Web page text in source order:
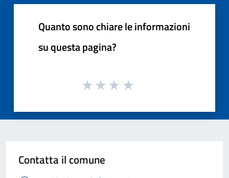
Quanto sono chiare le informazioni
su questa pagina?
Contatta il comune